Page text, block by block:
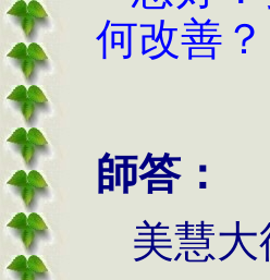
何改善？
師答：
美慧大